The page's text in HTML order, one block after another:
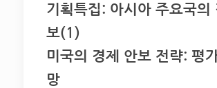
기획특집: 아시아 주요국의
보(1)
미국의 경제 안보 전략: 평
망